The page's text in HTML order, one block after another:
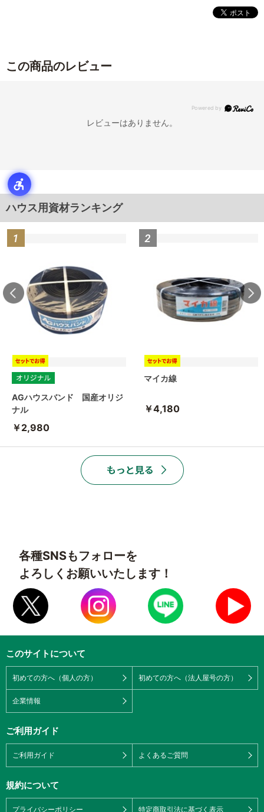
この商品のレビュー
レビューはありません。
ハウス用資材ランキング
AGハウスバンド 国産オリジ
ナル
￥2,980
マイカ線
￥4,180
各種SNSもフォローを
よろしくお願いいたします！
このサイトについて
初めての方へ（個人の方） 初めての方へ（法人屋号の方）
企業情報
ご利用ガイド
ご利用ガイド よくあるご質問
規約について
プライバシーポリシー 特定商取引法に基づく表示